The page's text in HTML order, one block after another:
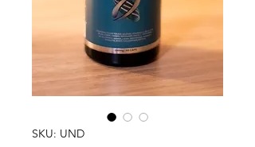
SKU: UND